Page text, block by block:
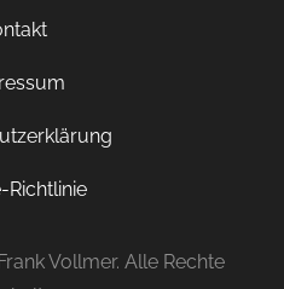
Richtlinie
Vollmer. Alle Rechte